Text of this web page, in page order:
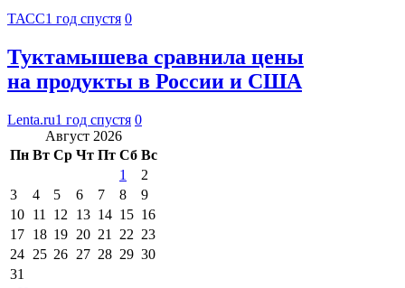
ТАСС1 год спустя 0
Туктамышева сравнила цены
на продукты в России и США
Lenta.ru1 год спустя 0
Август 2026
Пн Вт Ср Чт Пт Сб Вс
1
2
3
4 5 6 7 8
9
10 11 12 13 14 15 16
17 18 19 20 21 22 23
24 25 26 27 28 29 30
31